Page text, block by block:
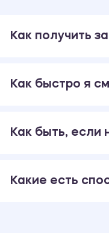
Как получить
Как быстро я
Как быть, если
Какие есть